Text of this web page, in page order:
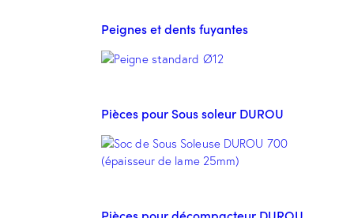
Peignes et dents fuyantes
Pièces pour Sous soleur DUROU